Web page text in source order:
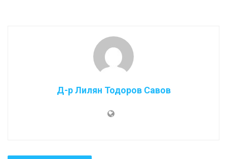
Д-р Лилян Тодоров Савов